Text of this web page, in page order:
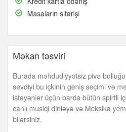
kartla
Masaların
Masaların sifarişi
Məkan təsviri
Burada məhdudiyyətsiz pivə
sevdiyi bu içkinin geniş seçimi və
istəyənlər üçün barda bütün spirtli
canlı musiqi dinləyə və Meksika
bilərsiniz.